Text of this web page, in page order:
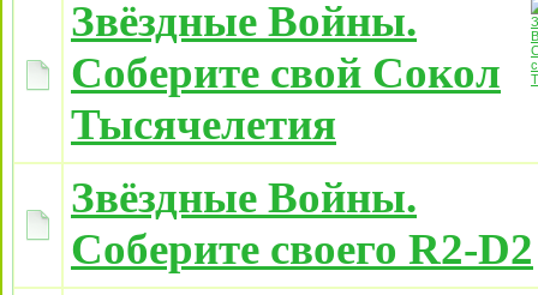
Звёздные Войны.
Соберите свой Сокол
Тысячелетия
Звёздные Войны.
Соберите своего R2-D2